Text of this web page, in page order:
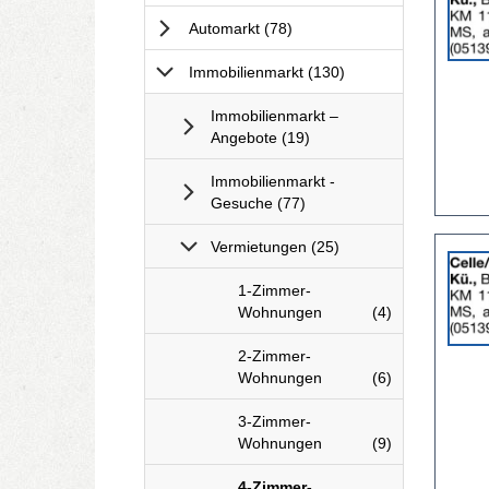
Automarkt (78Anzeigen
)
Immobilienmarkt (130Anzeigen
)
Immobilienmarkt –
Angebote (19Anzeigen
)
Immobilienmarkt -
Gesuche (77Anzeigen
)
Vermietungen (25Anzeigen
)
I
m
m
o
b
i
l
i
e
1-Zimmer-
Wohnungen
(4Anzeigen
)
I
m
m
o
b
i
2-Zimmer-
Wohnungen
(6Anzeigen
)
I
m
m
3-Zimmer-
Wohnungen
(9Anzeigen
)
Anzeige
2062716
anzeigen
Anzeige
2061130
anzeigen